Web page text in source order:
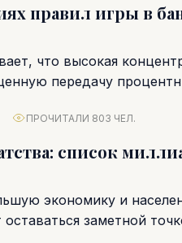
правил игры в
что высокая
передачу
ПРОЧИТАЛИ 803 ЧЕЛ.
список
экономику и
заметной